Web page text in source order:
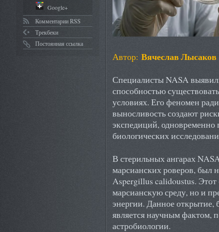
Google+
Комментарии RSS
Трекбеки
Постоянная ссылка
Автор: Вячеслав Лысаков
Специалисты NASA
способностью
условиях. Его феномен
выносливость создают
экспедиций, одновременно
биологических
В стерильных ангарах
марсианских роверов, был
Aspergillus calidoustus.
марсианскую среду, но и
энергии. Данное открытие,
является научным
астробиологии.